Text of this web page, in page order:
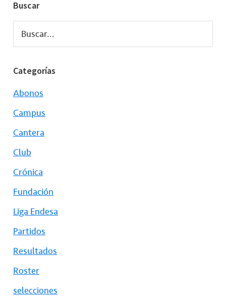
Buscar
Buscar...
Categorías
Abonos
Campus
Cantera
Club
Crónica
Fundación
Liga Endesa
Partidos
Resultados
Roster
selecciones